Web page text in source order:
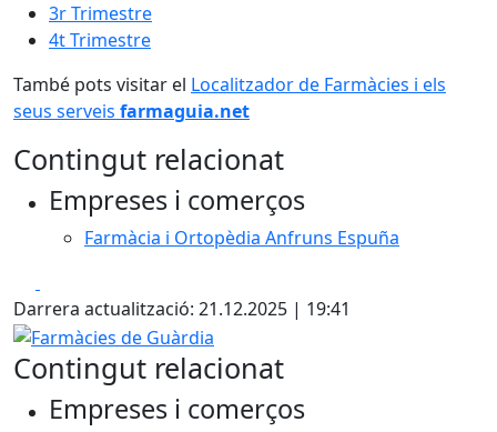
3r Trimestre
4t Trimestre
També pots visitar el Localitzador de Farmàcies i els
seus serveis farmaguia.net
Contingut relacionat
Empreses i comerços
Farmàcia i Ortopèdia Anfruns Espuña
Darrera actualització: 21.12.2025 | 19:41
Farmàcies de Guàrdia
Contingut relacionat
Empreses i comerços